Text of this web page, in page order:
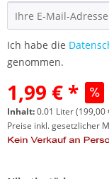
Ich habe die
genommen.
1,99 € *
Inhalt:0.01 Liter (199,00
Preise inkl. gesetzlicher